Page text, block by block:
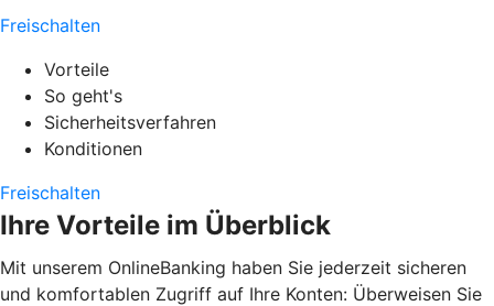
Freischalten
Vorteile
So geht's
Sicherheitsverfahren
Konditionen
Freischalten
Ihre Vorteile im Überblick
Mit unserem OnlineBanking haben Sie jederzeit sicheren
und komfortablen Zugriff auf Ihre Konten: Überweisen Sie